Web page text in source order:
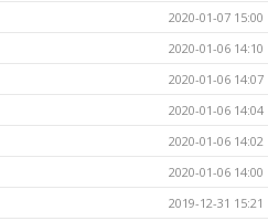
2020-01-07 15:00
2020-01-06 14:10
2020-01-06 14:07
2020-01-06 14:04
2020-01-06 14:02
2020-01-06 14:00
2019-12-31 15:21